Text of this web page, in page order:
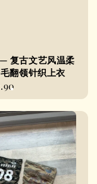
复古文艺风温柔
翻领针织上衣